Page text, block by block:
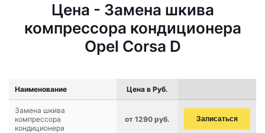
Цена - Замена шкива
компрессора кондиционера
Opel Corsa D
Наименование Цена в Руб.
Замена шкива
компрессора
кондиционера
от 1290 руб. Записаться